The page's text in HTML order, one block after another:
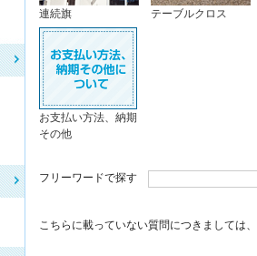
連続旗 テーブルクロス
お支払い方法、納期
その他
フリーワードで探す
こちらに載っていない質問につきましては、